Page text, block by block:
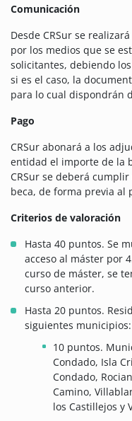
Comunicación
Desde CRSur se
por los medios que se
solicitantes, debiendo
si es el caso, la
para lo cual dispondrán
Pago
CRSur abonará a los
entidad el importe de la
CRSur se deberá
beca, de forma previa al
Criterios de valoración
Hasta 40 puntos. Se
acceso al máster por
curso de máster, se
curso anterior.
Hasta 20 puntos.
siguientes municipios:
10 puntos.
Condado, Isla
Condado,
Camino,
los Castillejos y